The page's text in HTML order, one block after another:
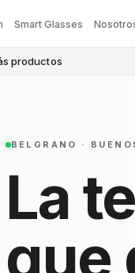
Smart Glasses
productos
BELGRANO ·
La
que